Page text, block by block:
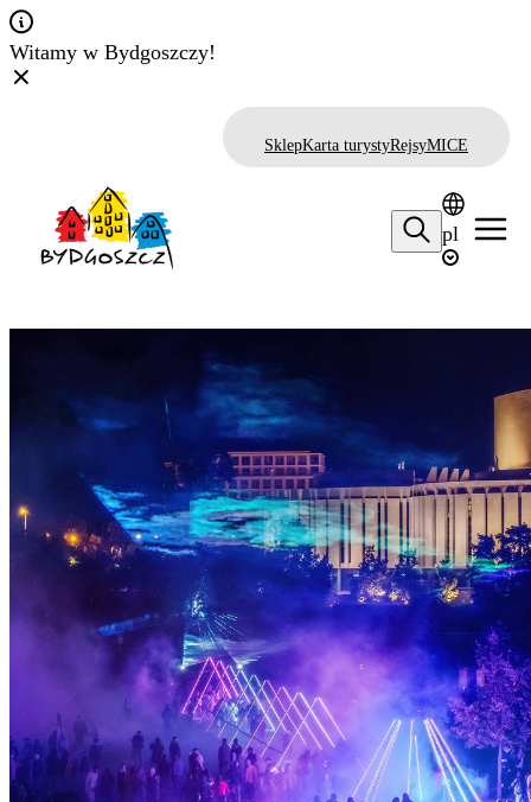
Witamy w Bydgoszczy!
SklepKarta turystyRejsyMICE
pl